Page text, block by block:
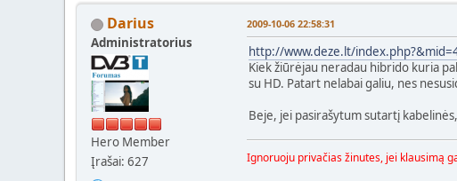
Darius
Administratorius
Hero Member
Įrašai: 627
2009-10-06 22:58:31
http://www.deze.lt/
Kiek žiūrėjau neradau hibrido kuria
su HD. Patart nelabai galiu, nes
Beje, jei pasirašytum sutartį
Ignoruoju privačias žinutes, jei klausimą